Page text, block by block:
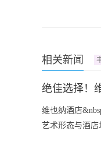
相关新闻
绝佳选择！
维也纳酒店
艺术形态与酒店